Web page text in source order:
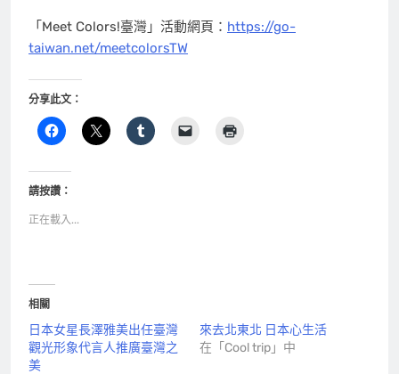
「Meet Colors!臺灣」活動網頁： https://go-
taiwan.net/meetcolorsTW
分享此文：
請按讚：
正在載入...
相關
日本女星長澤雅美出任臺灣
觀光形象代言人推廣臺灣之
美
來去北東北 日本心生活
在「Cool trip」中